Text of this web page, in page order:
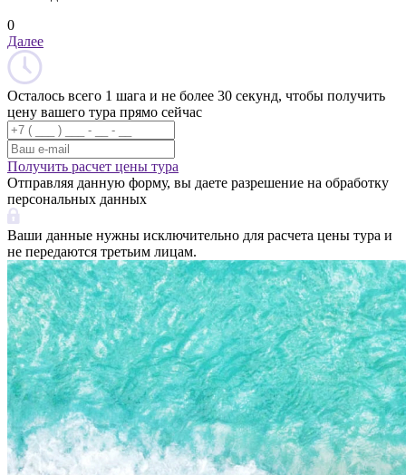
0
Далее
Осталось всего 1 шага и не более 30 секунд, чтобы получить
цену вашего тура прямо сейчас
Получить расчет цены тура
Отправляя данную форму, вы даете разрешение на обработку
персональных данных
Ваши данные нужны исключительно для расчета цены тура и
не передаются третьим лицам.